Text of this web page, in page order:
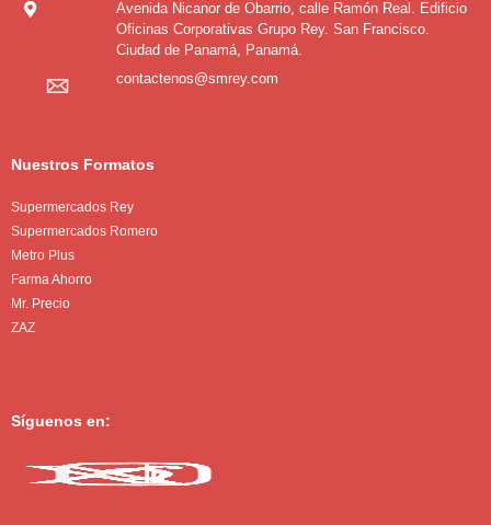
Avenida Nicanor de Obarrio, calle Ramón Real. Edificio
Oficinas Corporativas Grupo Rey. San Francisco.
Ciudad de Panamá, Panamá.
contactenos@smrey.com
Nuestros Formatos
Supermercados Rey
Supermercados Romero
Metro Plus
Farma Ahorro
Mr. Precio
ZAZ
Síguenos en: